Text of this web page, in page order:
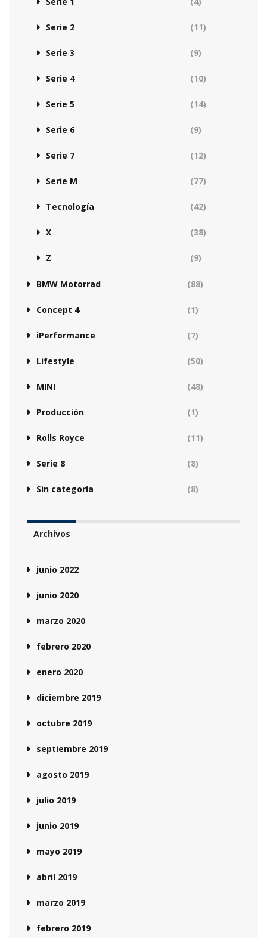
Serie 2 (11)
Serie 3 (9)
Serie 4 (10)
Serie 5 (14)
Serie 6 (9)
Serie 7 (12)
Serie M (77)
Tecnología (42)
X (38)
Z (9)
BMW Motorrad (88)
Concept 4 (1)
iPerformance (7)
Lifestyle (50)
MINI (48)
Producción (1)
Rolls Royce (11)
Serie 8 (8)
Sin categoría (8)
Archivos
junio 2022
junio 2020
marzo 2020
febrero 2020
enero 2020
diciembre 2019
octubre 2019
septiembre 2019
agosto 2019
julio 2019
junio 2019
mayo 2019
abril 2019
marzo 2019
febrero 2019